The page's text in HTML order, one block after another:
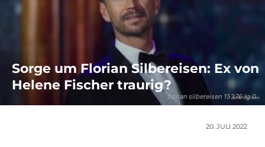
florian silbereisen 15376 lg 0
Sorge um Florian Silbereisen: Ex von
Helene Fischer traurig?
20. JULI 2022